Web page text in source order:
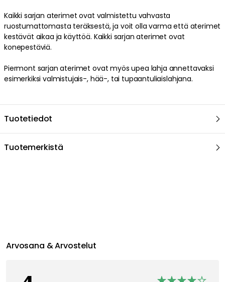
Kaikki sarjan aterimet ovat valmistettu vahvasta
ruostumattomasta teräksestä, ja voit olla varma että aterimet
kestävät aikaa ja käyttöä. Kaikki sarjan aterimet ovat
konepestäviä.
Piermont sarjan aterimet ovat myös upea lahja annettavaksi
esimerkiksi valmistujais-, hää-, tai tupaantuliaislahjana.
Tuotetiedot
Tuotemerkistä
Arvosana & Arvostelut